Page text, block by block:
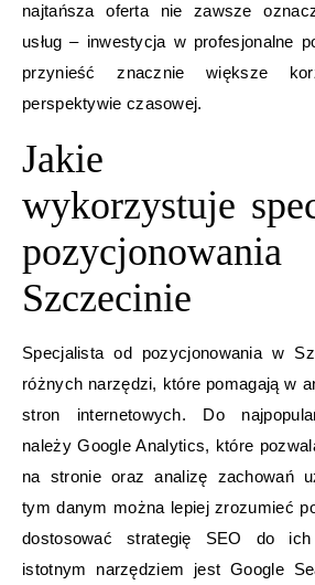
najtańsza oferta nie zawsze
usług – inwestycja w profesjonalne
przynieść znacznie większe
perspektywie czasowej.
Jakie
wykorzystuje
Szczecinie
Specjalista od pozycjonowania w
różnych narzędzi, które pomagają w
stron internetowych. Do
należy Google Analytics, które
na stronie oraz analizę zachowań
tym danym można lepiej zrozumieć
dostosować strategię SEO do
istotnym narzędziem jest Google